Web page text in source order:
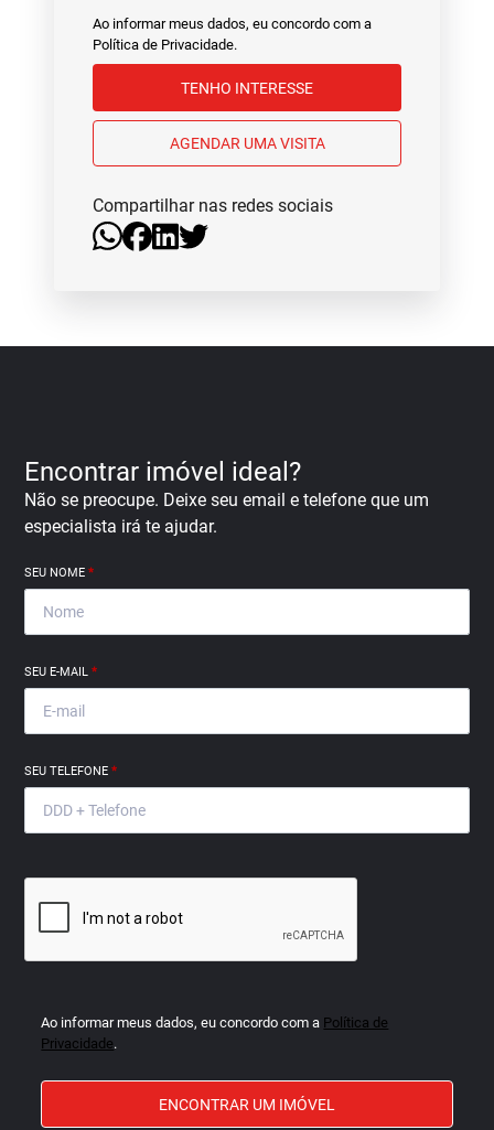
Ao informar meus dados, eu concordo com a
Política de Privacidade.
TENHO INTERESSE
AGENDAR UMA VISITA
Compartilhar nas redes sociais
Encontrar imóvel ideal?
Não se preocupe. Deixe seu email e telefone que um
especialista irá te ajudar.
SEU NOME*
SEU E-MAIL*
SEU TELEFONE*
Ao informar meus dados, eu concordo com a Política de
Privacidade.
ENCONTRAR UM IMÓVEL